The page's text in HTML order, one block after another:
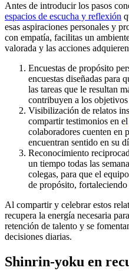
Antes de introducir los pasos
espacios de escucha y reflexión
esas aspiraciones personales y
con empatía, facilitas un
valorada y las acciones
Encuestas de propósito
encuestas diseñadas para
las tareas que le resultan
contribuyen a los objetivos
Visibilización de relatos
compartir testimonios en el
colaboradores cuenten en
encuentran sentido en su
Reconocimiento
un tiempo todas las
colegas, para que el
de propósito,
Al compartir y celebrar estos
recupera la energía necesaria
retención de talento y se
decisiones diarias.
Shinrin-yoku en